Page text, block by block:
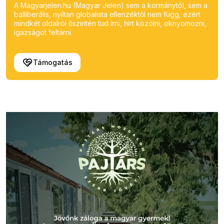
A Magyarjelen.hu (Magyar Jelen) sem a kormánytól, sem a
balliberális, nyíltan globalista ellenzéktől nem függ, ezért
mindkét oldalról őszintén tud írni, hírt közölni, oknyomozni,
igazságot feltárni.
Támogatás